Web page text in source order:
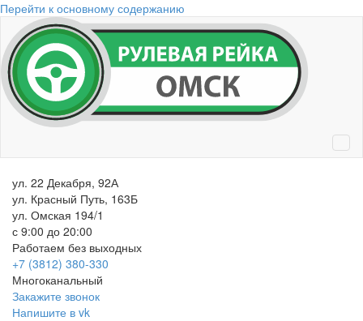
Перейти к основному содержанию
ул. 22 Декабря, 92А
ул. Красный Путь, 163Б
ул. Омская 194/1
с 9:00 до 20:00
Работаем без выходных
+7 (3812) 380-330
Многоканальный
Закажите звонок
Напишите в vk